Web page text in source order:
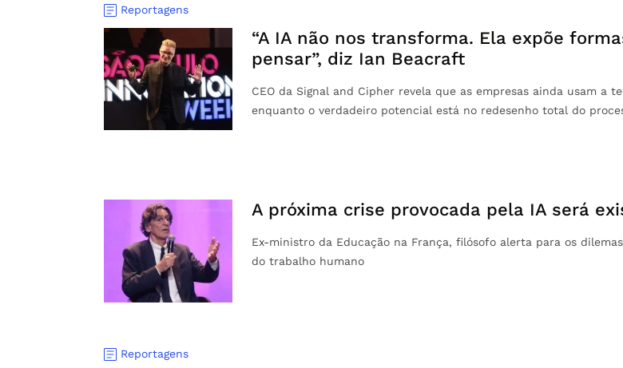
Reportagens
“A IA não nos transforma. Ela expõe
pensar”, diz Ian Beacraft
CEO da Signal and Cipher revela que as empresas ainda usam a
enquanto o verdadeiro potencial está no redesenho total do
A próxima crise provocada pela IA será
Ex-ministro da Educação na França, filósofo alerta para os
do trabalho humano
Reportagens